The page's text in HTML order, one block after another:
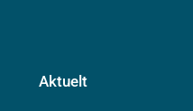
Aktuelt